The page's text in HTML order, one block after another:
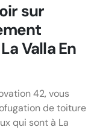
sur
Valla En
42, vous
de toiture
qui sont à La